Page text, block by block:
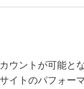
ウントが可能
イトのパフォ